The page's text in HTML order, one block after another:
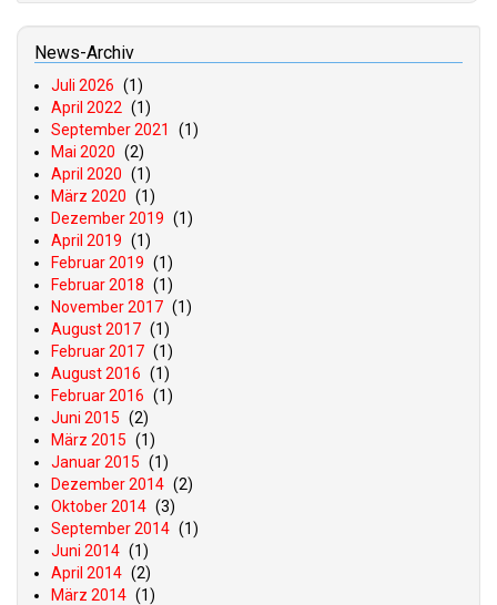
News-Archiv
Juli 2026 (1)
April 2022 (1)
September 2021
(1)
Mai 2020 (2)
April 2020 (1)
März 2020 (1)
Dezember 2019 (1)
April 2019 (1)
Februar 2019 (1)
Februar 2018 (1)
November 2017 (1)
August 2017 (1)
Februar 2017 (1)
August 2016 (1)
Februar 2016 (1)
Juni 2015 (2)
März 2015 (1)
Januar 2015 (1)
Dezember 2014 (2)
Oktober 2014 (3)
September 2014 (1)
Juni 2014 (1)
April 2014 (2)
März 2014 (1)